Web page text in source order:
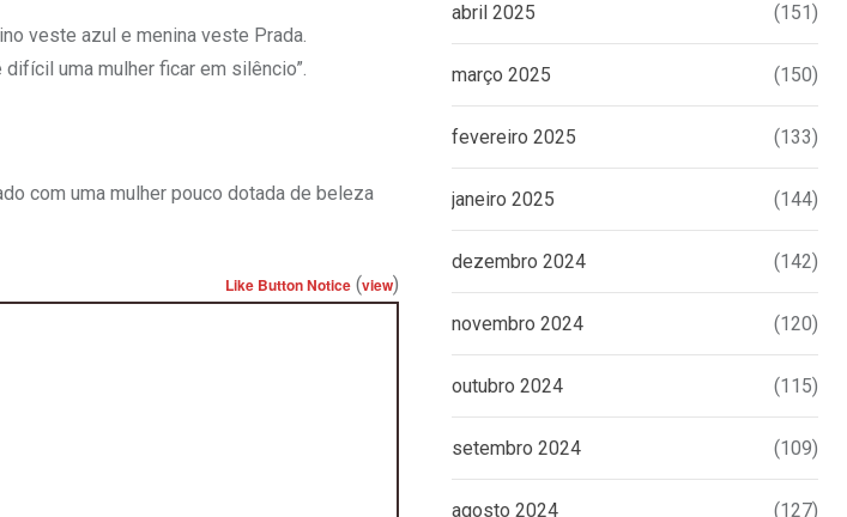
veste azul e menina veste Prada.
uma mulher ficar em silêncio”.
com uma mulher pouco dotada de beleza
Like Button Notice (view)
abril 2025 (151)
março 2025 (150)
fevereiro 2025 (133)
janeiro 2025 (144)
dezembro 2024 (142)
novembro 2024 (120)
outubro 2024 (115)
setembro 2024 (109)
agosto 2024 (127)